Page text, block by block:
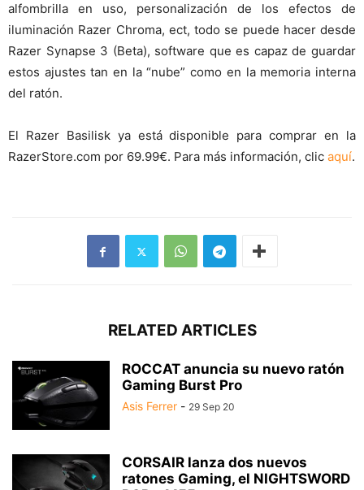
alfombrilla en uso, personalización de los efectos de
iluminación Razer Chroma, ect, todo se puede hacer desde
Razer Synapse 3 (Beta), software que es capaz de guardar
estos ajustes tan en la “nube” como en la memoria interna
del ratón.
El Razer Basilisk ya está disponible para comprar en la
RazerStore.com por 69.99€. Para más información, clic aquí.
RELATED ARTICLES
ROCCAT anuncia su nuevo ratón
Gaming Burst Pro
Asis Ferrer - 29 Sep 20
CORSAIR lanza dos nuevos
ratones Gaming, el NIGHTSWORD